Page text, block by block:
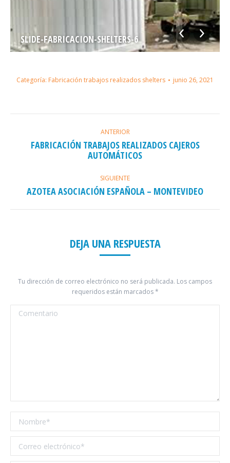
SLIDE-FABRICACION-SHELTERS-6
Categoría: Fabricación trabajos realizados shelters junio 26, 2021
ÁLBUMES
ANTERIOR
Álbum
anterior:
FABRICACIÓN TRABAJOS REALIZADOS CAJEROS
AUTOMÁTICOS
SIGUIENTE
Álbum
AZOTEA ASOCIACIÓN ESPAÑOLA – MONTEVIDEO
DEJA UNA RESPUESTA
Tu dirección de correo electrónico no será publicada. Los campos
requeridos están marcados*
Comentario
Nombre *
Correo electrónico *